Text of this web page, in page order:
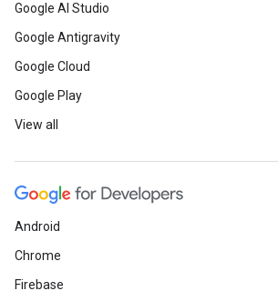
Google AI Studio
Google Antigravity
Google Cloud
Google Play
View all
Android
Chrome
Firebase